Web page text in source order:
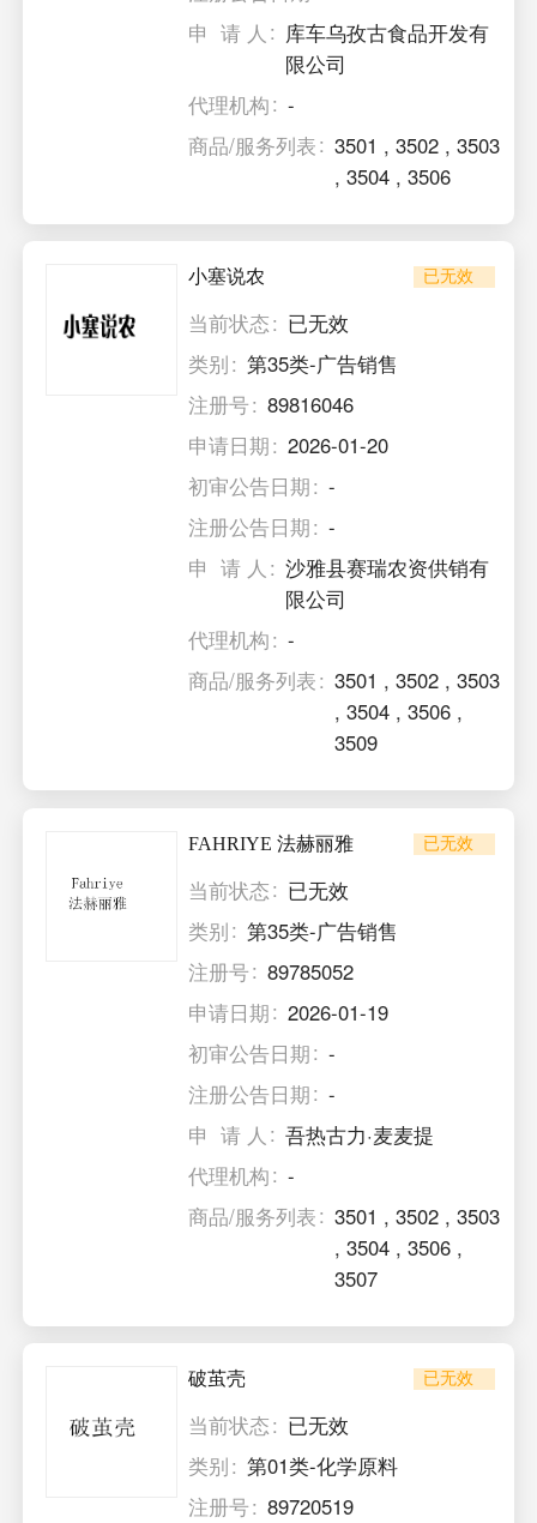
申 请 人
库车乌孜古食品开发有
限公司
代理机构
-
商品/服务列表
3501 ,3502 ,3503
,3504 ,3506
小塞说农 已无效
当前状态
已无效
类别
第35类-广告销售
注册号
89816046
申请日期
2026-01-20
初审公告日期
-
注册公告日期
-
申 请 人
沙雅县赛瑞农资供销有
限公司
代理机构
-
商品/服务列表
3501 ,3502 ,3503
,3504 ,3506 ,
3509
FAHRIYE 法赫丽雅 已无效
当前状态
已无效
类别
第35类-广告销售
注册号
89785052
申请日期
2026-01-19
初审公告日期
-
注册公告日期
-
申 请 人
吾热古力·麦麦提
代理机构
-
商品/服务列表
3501 ,3502 ,3503
,3504 ,3506 ,
3507
破茧壳 已无效
当前状态
已无效
类别
第01类-化学原料
注册号
89720519